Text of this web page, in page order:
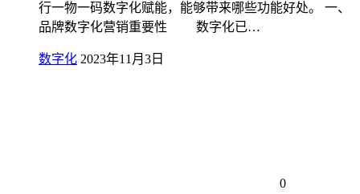
行一物一码数字化赋能，能够带来哪些功能好处。 一、
品牌数字化营销重要性 数字化已…
数字化 2023年11月3日
0